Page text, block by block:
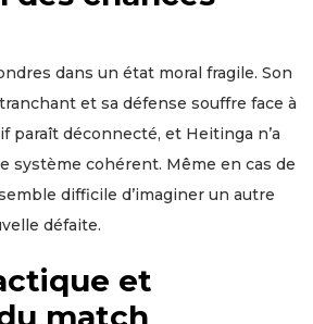
dans un état moral fragile. Son
et sa défense souffre face à
paraît déconnecté, et Heitinga n’a
système cohérent. Même en cas de
difficile d’imaginer un autre
défaite.
et
match